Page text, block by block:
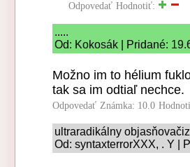
Odpovedať Hodnotiť:
.....
Od: Kokosák | Pridané:
Možno im to hélium
tak sa im odtiaľ nechce.
Odpovedať Známka: 10.0
ultraradikálny
Od: syntaxterrorXXX, . Y |